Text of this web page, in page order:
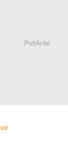
Publicité